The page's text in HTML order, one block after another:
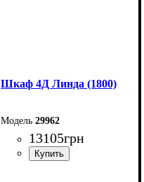
Шкаф 4Д Линда (1800)
29962
13105грн